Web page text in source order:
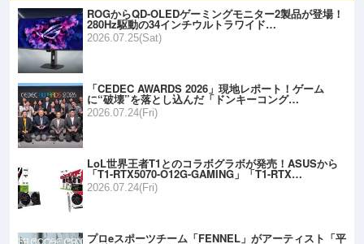
ROGからQD-OLEDゲーミングモニター2製品が登場！
280Hz駆動の34インチウルトラワイド…
2026.07.25(Sat)
「CEDEC AWARDS 2026」現地レポート！ゲーム
に“破壊”を落とし込んだ「ドンキーコング…
2026.07.24(Fri)
LoL世界王者T1とのコラボグラボが発売！ASUSから
「T1-RTX5070-O12G-GAMING」「T1-RTX…
2026.07.24(Fri)
プロeスポーツチーム「FENNEL」がアーティスト「平